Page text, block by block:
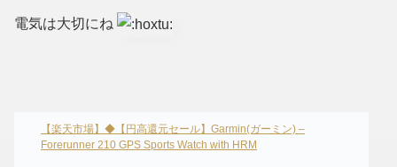
電気は大切にね
【楽天市場】◆【円高還元セール】Garmin(ガーミン) –
Forerunner 210 GPS Sports Watch with HRM